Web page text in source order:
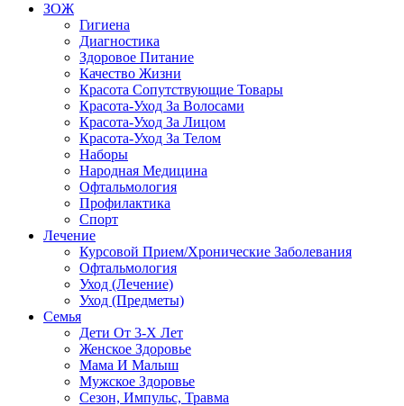
ЗОЖ
Гигиена
Диагностика
Здоровое Питание
Качество Жизни
Красота Сопутствующие Товары
Красота-Уход За Волосами
Красота-Уход За Лицом
Красота-Уход За Телом
Наборы
Народная Медицина
Офтальмология
Профилактика
Спорт
Лечение
Курсовой Прием/Хронические Заболевания
Офтальмология
Уход (Лечение)
Уход (Предметы)
Семья
Дети От 3-Х Лет
Женское Здоровье
Мама И Малыш
Мужское Здоровье
Сезон, Импульс, Травма